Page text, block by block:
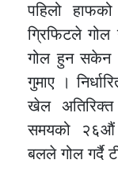
पहिलो
ग्रिफिटले गोल
गोल हुन सकेन
गुमाए ।
खेल
समयको २६औं
बलले गोल गर्दै